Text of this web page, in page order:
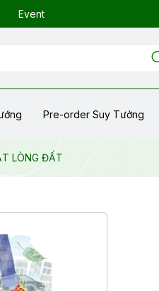
Event
Pre-order Suy Tưởng
LÒNG ĐẤT